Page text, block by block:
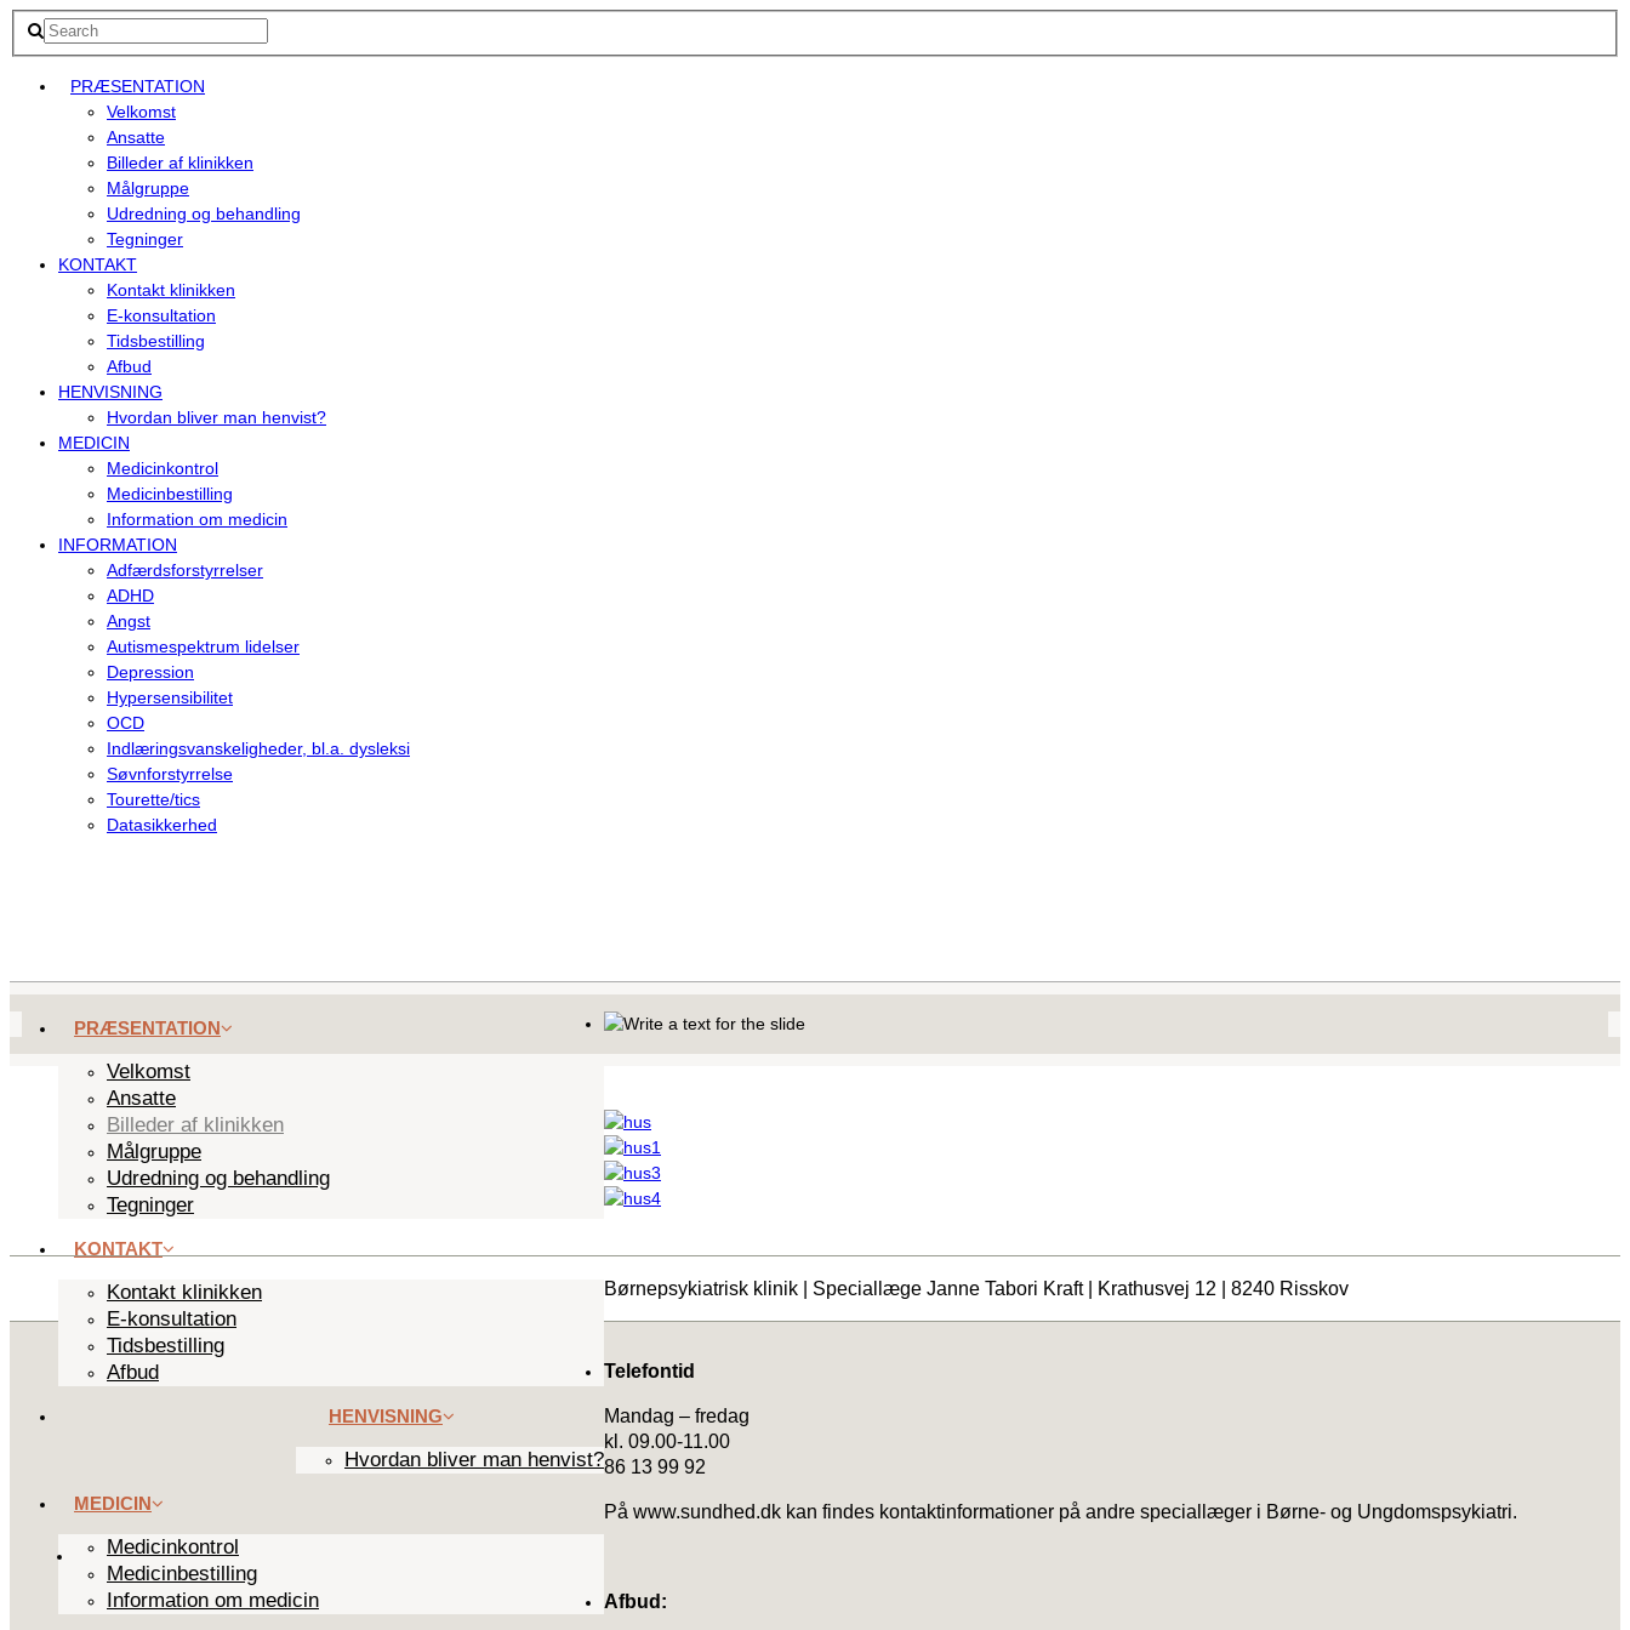
PRÆSENTATION
Velkomst
Ansatte
Billeder af klinikken
Målgruppe
Udredning og behandling
Tegninger
KONTAKT
Kontakt klinikken
E-konsultation
Tidsbestilling
Afbud
HENVISNING
Hvordan bliver man henvist?
MEDICIN
Medicinkontrol
Medicinbestilling
Information om medicin
INFORMATION
Adfærdsforstyrrelser
ADHD
Angst
Autismespektrum lidelser
Depression
Hypersensibilitet
OCD
Indlæringsvanskeligheder, bl.a. dysleksi
Søvnforstyrrelse
Tourette/tics
Datasikkerhed
PRÆSENTATION
Velkomst
Ansatte
Billeder af klinikken
Målgruppe
Udredning og behandling
Tegninger
KONTAKT
Kontakt klinikken
E-konsultation
Tidsbestilling
Afbud
HENVISNING
Hvordan bliver man henvist?
MEDICIN
Medicinkontrol
Medicinbestilling
Information om medicin
Børnepsykiatrisk klinik | Speciallæge Janne Tabori Kraft | Krathusvej 12 | 8240 Risskov
Telefontid
Mandag – fredag
kl. 09.00-11.00
86 13 99 92
På www.sundhed.dk kan findes kontaktinformationer på andre speciallæger i Børne- og Ungdomspsykiatri.
Afbud: